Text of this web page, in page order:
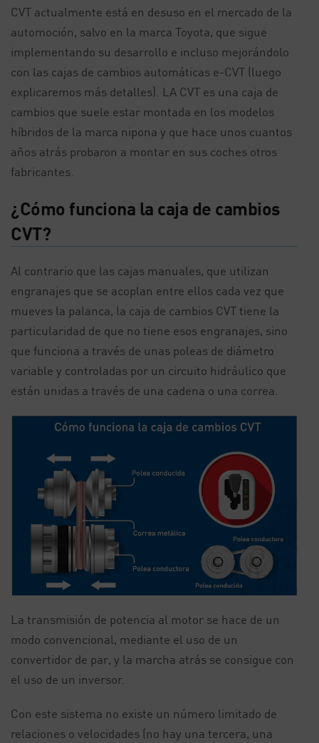
CVT actualmente está en desuso en el mercado de la
automoción, salvo en la marca Toyota, que sigue
implementando su desarrollo e incluso mejorándolo
con las cajas de cambios automáticas e-CVT (luego
explicaremos más detalles). LA CVT es una caja de
cambios que suele estar montada en los modelos
híbridos de la marca nipona y que hace unos cuantos
años atrás probaron a montar en sus coches otros
fabricantes.
¿Cómo funciona la caja de cambios
CVT?
Al contrario que las cajas manuales, que utilizan
engranajes que se acoplan entre ellos cada vez que
mueves la palanca, la caja de cambios CVT tiene la
particularidad de que no tiene esos engranajes, sino
que funciona a través de unas poleas de diámetro
variable y controladas por un circuito hidráulico que
están unidas a través de una cadena o una correa.
La transmisión de potencia al motor se hace de un
modo convencional, mediante el uso de un
convertidor de par, y la marcha atrás se consigue con
el uso de un inversor.
Con este sistema no existe un número limitado de
relaciones o velocidades (no hay una tercera, una